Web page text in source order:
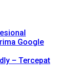
Google
– Tercepat